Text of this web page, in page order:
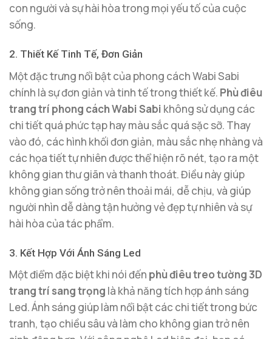
con người và sự hài hòa trong mọi yếu tố của cuộc
sống.
2. Thiết Kế Tinh Tế, Đơn Giản
Một đặc trưng nổi bật của phong cách Wabi Sabi
chính là sự đơn giản và tinh tế trong thiết kế. Phù điêu
trang trí phong cách Wabi Sabi không sử dụng các
chi tiết quá phức tạp hay màu sắc quá sặc sỡ. Thay
vào đó, các hình khối đơn giản, màu sắc nhẹ nhàng và
các họa tiết tự nhiên được thể hiện rõ nét, tạo ra một
không gian thư giãn và thanh thoát. Điều này giúp
không gian sống trở nên thoải mái, dễ chịu, và giúp
người nhìn dễ dàng tận hưởng vẻ đẹp tự nhiên và sự
hài hòa của tác phẩm.
3. Kết Hợp Với Ánh Sáng Led
Một điểm đặc biệt khi nói đến phù điêu treo tường 3D
trang trí sang trọng là khả năng tích hợp ánh sáng
Led. Ánh sáng giúp làm nổi bật các chi tiết trong bức
tranh, tạo chiều sâu và làm cho không gian trở nên